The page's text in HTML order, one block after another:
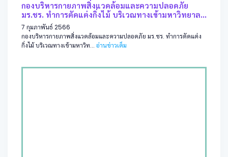
กองบริหารกายภาพสิ่งแวดล้อมและความปลอดภัย
มร.ชร. ทำการตัดแต่งกิ่งไม้ บริเวณทางเข้ามหาวิทยาล...
7 กุมภาพันธ์ 2566
กองบริหารกายภาพสิ่งแวดล้อมและความปลอดภัย มร.ชร. ทำการตัดแต่ง
กิ่งไม้ บริเวณทางเข้ามหาวิท... อ่านข่าวเต็ม